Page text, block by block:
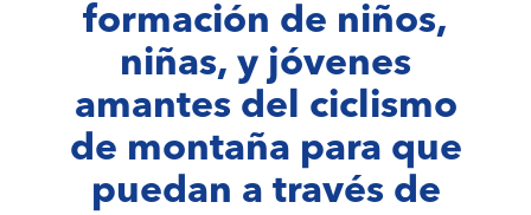
formación de niños,
niñas, y jóvenes
amantes del ciclismo
de montaña para que
puedan a través de